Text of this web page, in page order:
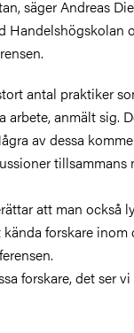
säger Andreas
Handelshögskolan
antal praktiker
arbete, anmält sig.
av dessa
tillsammans
att man också
forskare inom
forskare, det ser